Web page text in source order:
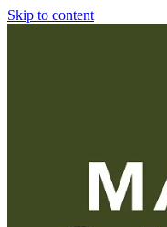
Skip to content